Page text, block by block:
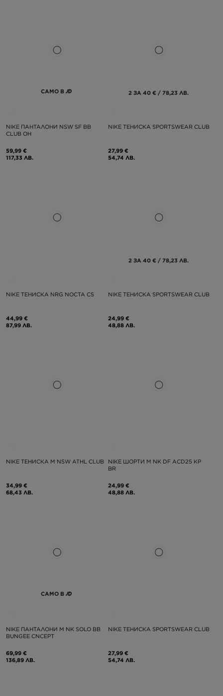
САМО В
NIKE ПАНТАЛОНИ NSW SF BB
CLUB OH
59,99 €
117,33 ЛВ.
2 ЗА 40 € / 78,23 ЛВ.
NIKE ТЕНИСКА SPORTSWEAR CLUB
27,99 €
54,74 ЛВ.
NIKE ТЕНИСКА NRG NOCTA CS
44,99 €
87,99 ЛВ.
2 ЗА 40 € / 78,23 ЛВ.
NIKE ТЕНИСКА SPORTSWEAR CLUB
24,99 €
48,88 ЛВ.
NIKE ТЕНИСКА M NSW ATHL CLUB
34,99 €
68,43 ЛВ.
NIKE ШОРТИ M NK DF ACD25 KP
BR
24,99 €
48,88 ЛВ.
САМО В
NIKE ПАНТАЛОНИ M NK SOLO BB
BUNGEE CNCEPT
69,99 €
136,89 ЛВ.
NIKE ТЕНИСКА SPORTSWEAR CLUB
27,99 €
54,74 ЛВ.